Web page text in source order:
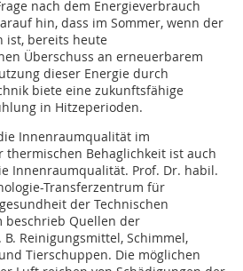
nach dem Energieverbrauch
hin, dass im Sommer, wenn der
ist, bereits heute
Überschuss an erneuerbarem
dieser Energie durch
biete eine zukunftsfähige
in Hitzeperioden.
Innenraumqualität im
Behaglichkeit ist auch
Innenraumqualität. Prof. Dr. habil.
Transferzentrum für
der Technischen
beschrieb Quellen der
Reinigungsmittel, Schimmel,
Tierschuppen. Die möglichen